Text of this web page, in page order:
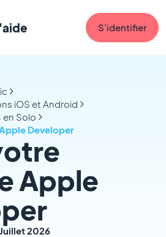
S'identifier
iOS et Android
en Solo
Developer
Apple
Juillet 2026